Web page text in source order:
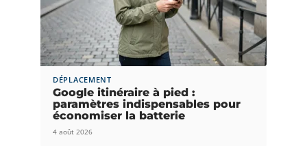
DÉPLACEMENT
Google itinéraire à pied :
paramètres indispensables pour
économiser la batterie
4 août 2026